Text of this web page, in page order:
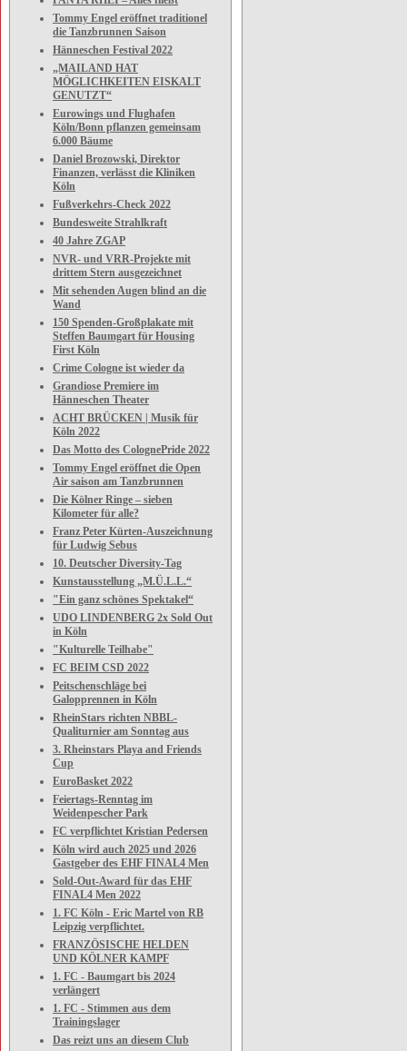
Tommy Engel eröffnet traditionel
die Tanzbrunnen Saison
Hänneschen Festival 2022
„MAILAND HAT
MÖGLICHKEITEN EISKALT
GENUTZT“
Eurowings und Flughafen
Köln/Bonn pflanzen gemeinsam
6.000 Bäume
Daniel Brozowski, Direktor
Finanzen, verlässt die Kliniken
Köln
Fußverkehrs-Check 2022
Bundesweite Strahlkraft
40 Jahre ZGAP
NVR- und VRR-Projekte mit
drittem Stern ausgezeichnet
Mit sehenden Augen blind an die
Wand
150 Spenden-Großplakate mit
Steffen Baumgart für Housing
First Köln
Crime Cologne ist wieder da
Grandiose Premiere im
Hänneschen Theater
ACHT BRÜCKEN | Musik für
Köln 2022
Das Motto des ColognePride 2022
Tommy Engel eröffnet die Open
Air saison am Tanzbrunnen
Die Kölner Ringe – sieben
Kilometer für alle?
Franz Peter Kürten-Auszeichnung
für Ludwig Sebus
10. Deutscher Diversity-Tag
Kunstausstellung „M.Ü.L.L.“
"Ein ganz schönes Spektakel“
UDO LINDENBERG 2x Sold Out
in Köln
"Kulturelle Teilhabe"
FC BEIM CSD 2022
Peitschenschläge bei
Galopprennen in Köln
RheinStars richten NBBL-
Qualiturnier am Sonntag aus
3. Rheinstars Playa and Friends
Cup
EuroBasket 2022
Feiertags-Renntag im
Weidenpescher Park
FC verpflichtet Kristian Pedersen
Köln wird auch 2025 und 2026
Gastgeber des EHF FINAL4 Men
Sold-Out-Award für das EHF
FINAL4 Men 2022
1. FC Köln - Eric Martel von RB
Leipzig verpflichtet.
FRANZÖSISCHE HELDEN
UND KÖLNER KAMPF
1. FC - Baumgart bis 2024
verlängert
1. FC - Stimmen aus dem
Trainingslager
Das reizt uns an diesem Club